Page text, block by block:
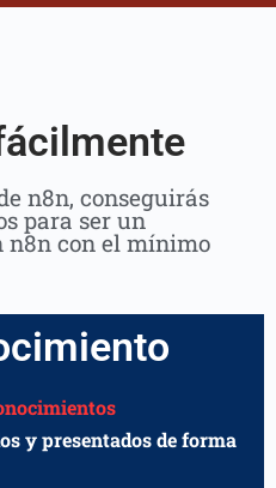
n8n, conseguirás
para ser un
n8n con el mínimo
y presentados de forma